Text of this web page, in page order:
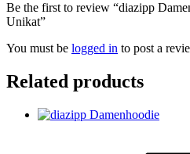
Be the first to review “diazipp
Unikat”
You must be logged in to post a
Related products